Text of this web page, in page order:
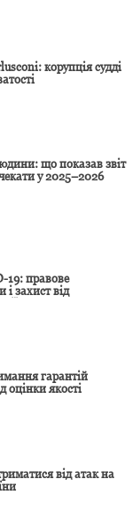
корупція судді
що показав звіт
у 2025–2026
19: правове
і захист від
гарантій
оцінки якості
від атак на